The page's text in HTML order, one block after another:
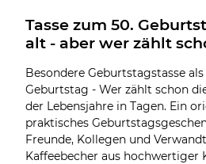
Tasse zum 50.
alt - aber wer zählt
Besondere Geburtstagstasse
Geburtstag - Wer zählt schon
der Lebensjahre in Tagen. Ein
praktisches
Freunde, Kollegen und
Kaffeebecher aus hochwertiger